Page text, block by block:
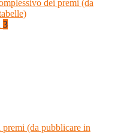
dei premi (da
3
(da pubblicare in